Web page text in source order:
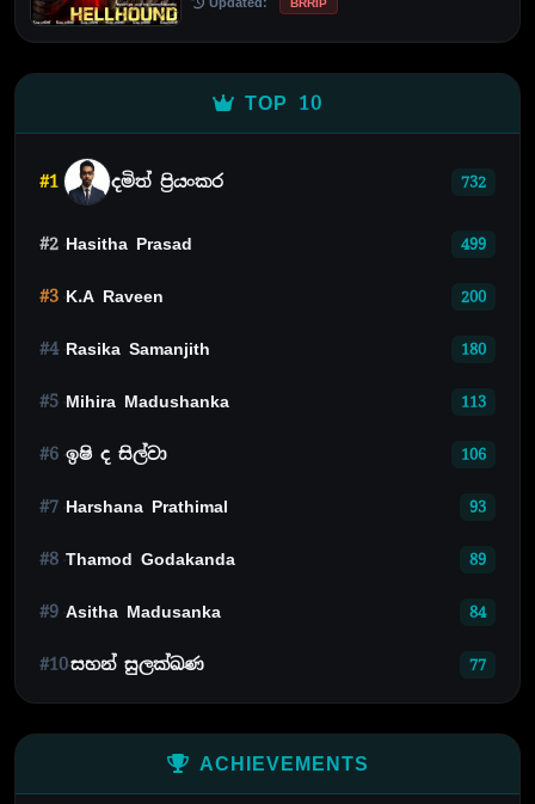
TOP 10
#1 දමිත් ප්‍රියංකර 732
#2 Hasitha Prasad 499
#3 K.A Raveen 200
#4 Rasika Samanjith 180
#5 Mihira Madushanka 113
#6 ඉෂි ද සිල්වා 106
#7 Harshana Prathimal 93
#8 Thamod Godakanda 89
#9 Asitha Madusanka 84
#10සහන් සුලක්ඛණ 77
ACHIEVEMENTS